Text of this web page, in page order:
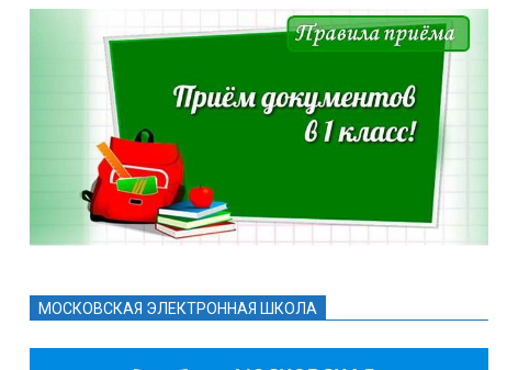
МОСКОВСКАЯ ЭЛЕКТРОННАЯ ШКОЛА